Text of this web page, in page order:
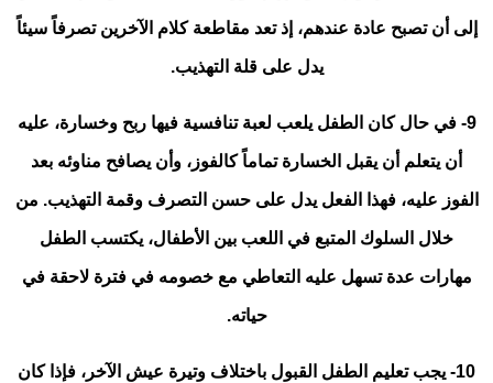
إلى أن تصبح عادة عندهم، إذ تعد مقاطعة كلام الآخرين تصرفاً سيئاً
يدل على قلة التهذيب.
9- في حال كان الطفل يلعب لعبة تنافسية فيها ربح وخسارة، عليه
أن يتعلم أن يقبل الخسارة تماماً كالفوز، وأن يصافح مناوئه بعد
الفوز عليه، فهذا الفعل يدل على حسن التصرف وقمة التهذيب. من
خلال السلوك المتبع في اللعب بين الأطفال، يكتسب الطفل
مهارات عدة تسهل عليه التعاطي مع خصومه في فترة لاحقة في
حياته.
10- يجب تعليم الطفل القبول باختلاف وتيرة عيش الآخر، فإذا كان